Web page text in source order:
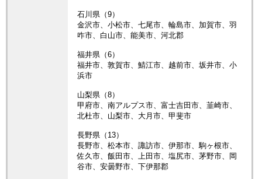
石川県（9）
金沢市、小松市、七尾市、輪島市、加賀市、羽
咋市、白山市、能美市、河北郡
福井県（6）
福井市、敦賀市、鯖江市、越前市、坂井市、小
浜市
山梨県（8）
甲府市、南アルプス市、富士吉田市、韮崎市、
北杜市、山梨市、大月市、甲斐市
長野県（13）
長野市、松本市、諏訪市、伊那市、駒ヶ根市、
佐久市、飯田市、上田市、塩尻市、茅野市、岡
谷市、安曇野市、下伊那郡